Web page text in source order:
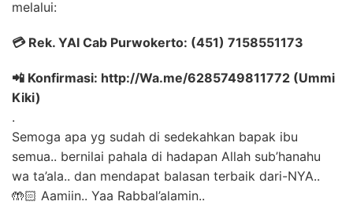
melalui:
💳 Rek. YAI Cab Purwokerto: (451) 7158551173
📲 Konfirmasi: http://Wa.me/6285749811772 (Ummi
Kiki)
.
Semoga apa yg sudah di sedekahkan bapak ibu
semua.. bernilai pahala di hadapan Allah sub’hanahu
wa ta’ala.. dan mendapat balasan terbaik dari-NYA..
🤲🏻 Aamiin.. Yaa Rabbal’alamin..